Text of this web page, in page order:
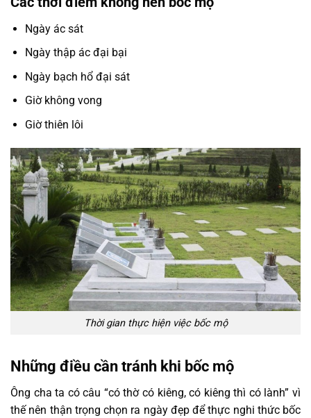
Ngày ác sát
Ngày thập ác đại bại
Ngày bạch hổ đại sát
Giờ không vong
Giờ thiên lôi
Thời gian thực hiện việc bốc mộ
Những điều cần tránh khi bốc mộ
Ông cha ta có câu “có thờ có kiêng, có kiêng thì có lành” vì
thế nên thận trọng chọn ra ngày đẹp để thực nghi thức bốc